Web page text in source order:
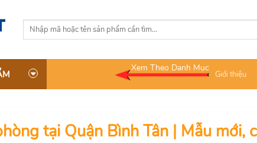
Tìm
Xem Theo Danh Mục
Giới thiệu
tại Quận Bình Tân | Mẫu mới,